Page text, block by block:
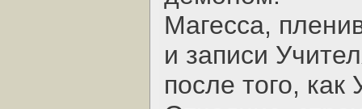
Магесса,
и записи
после того, как